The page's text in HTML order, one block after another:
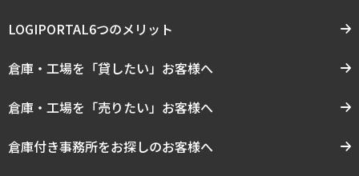
LOGIPORTAL6つのメリット
倉庫・工場を「貸したい」お客様へ
倉庫・工場を「売りたい」お客様へ
倉庫付き事務所をお探しのお客様へ